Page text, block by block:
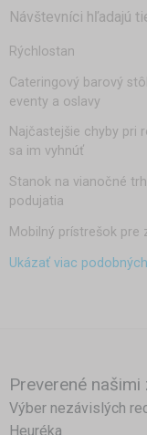
Návštevníci hľadajú
Rýchlostan
Cateringový barový
eventy a oslavy
Najčastejšie chyby pri
sa im vyhnúť
Stanok na vianočné
podujatia
Mobilný prístrešok pre
Ukázať viac
Preverené našimi
Výber nezávislých
Heuréka